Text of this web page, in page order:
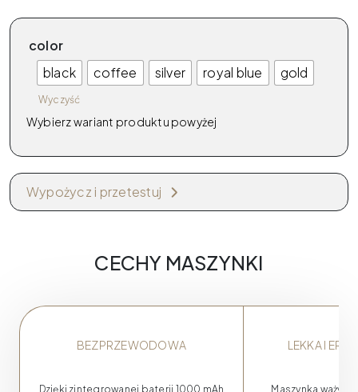
color
black
coffee silver royal blue gold
Wyczyść
Wybierz wariant produktu powyżej
Wypożycz i przetestuj
CECHY MASZYNKI
BEZPRZEWODOWA
Dzięki zintegrowanej baterii 1000 mAh
LEKKA I
Maszynka waży